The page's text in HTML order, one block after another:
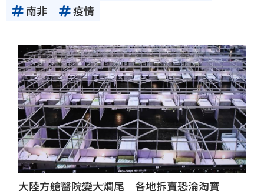
南非
疫情
大陸方艙醫院變大爛尾 各地拆賣恐淪淘寶